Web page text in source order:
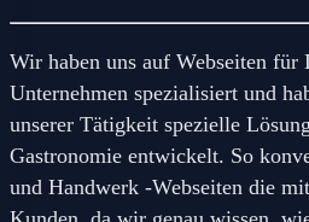
Wir haben uns auf Webseiten für
Unternehmen spezialisiert und
unserer Tätigkeit spezielle
Gastronomie entwickelt. So
und Handwerk -Webseiten die